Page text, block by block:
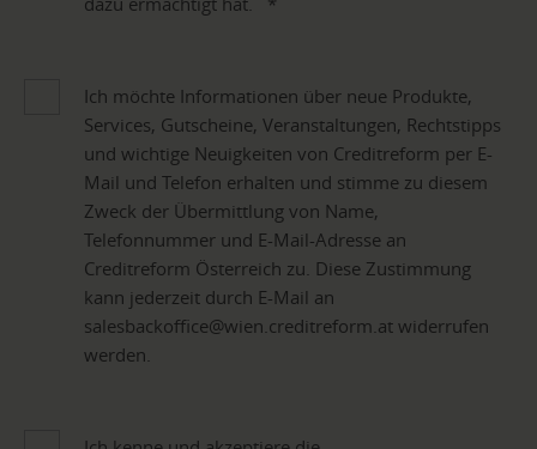
Ich möchte Informationen über neue Produkte,
Services, Gutscheine, Veranstaltungen, Rechtstipps
und wichtige Neuigkeiten von Creditreform per E-
Mail und Telefon erhalten und stimme zu diesem
Zweck der Übermittlung von Name,
Telefonnummer und E-Mail-Adresse an
Creditreform Österreich zu. Diese Zustimmung
kann jederzeit durch E-Mail an
salesbackoffice@wien.creditreform.at widerrufen
werden.